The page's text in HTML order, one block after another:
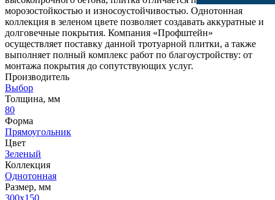
морозостойкостью и износоустойчивостью. Однотонная
коллекция в зеленом цвете позволяет создавать аккуратные и
долговечные покрытия. Компания «Профштейн»
осуществляет поставку данной тротуарной плитки, а также
выполняет полный комплекс работ по благоустройству: от
монтажа покрытия до сопутствующих услуг.
Производитель
Выбор
Толщина, мм
80
Форма
Прямоугольник
Цвет
Зеленый
Коллекция
Однотонная
Размер, мм
300х150